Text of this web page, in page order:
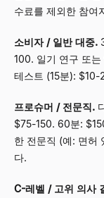
수료를 제외한 참여
소비자 / 일반 대중.
100. 일기 연구 또
테스트 (15분): $10-
프로슈머 / 전문직.
$75-150. 60분:
한 전문직 (예: 면허
다.
C-레벨 / 고위 의사